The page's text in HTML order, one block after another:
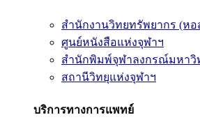
สำนักงานวิทยทรัพยากร (หอ
ศูนย์หนังสือแห่งจุฬาฯ
สำนักพิมพ์จุฬาลงกรณ์มหาวิ
สถานีวิทยุแห่งจุฬาฯ
บริการทางการแพทย์